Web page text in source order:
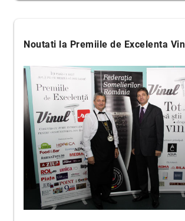
Noutati la Premiile de Excelenta